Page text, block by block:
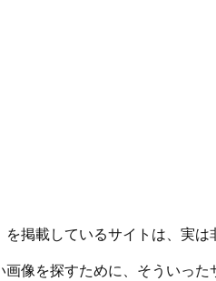
掲載しているサイトは、実は
像を探すために、そういった